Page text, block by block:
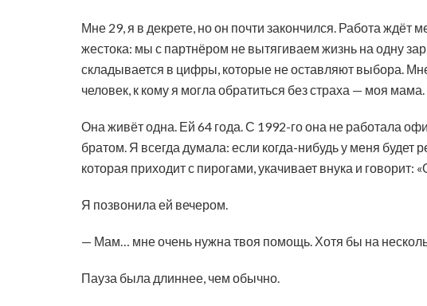
Мне 29, я в декрете, но он почти закончился. Работа ждёт
жестока: мы с партнёром не вытягиваем жизнь на одну
складывается в цифры, которые не оставляют выбора.
человек, к кому я могла обратиться без страха — моя мама.
Она живёт одна. Ей 64 года. С 1992-го она не работала
братом. Я всегда думала: если когда-нибудь у меня будет
которая приходит с пирогами, укачивает внука и говорит:
Я позвонила ей вечером.
— Мам… мне очень нужна твоя помощь. Хотя бы на
Пауза была длиннее, чем обычно.